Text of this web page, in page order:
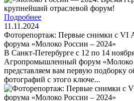
Подробнее
11.11.2024
Фоторепортаж: Первые снимки с VI
форума «Молоко России – 2024»
В Санкт-Петербурге с 12 по 14
Агропромышленный форум
представляем вам первую подборку
фотографий с этого ключе...